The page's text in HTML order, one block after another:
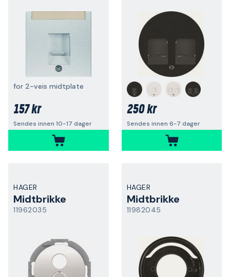
for 2-veis midtplate
157 kr
Sendes innen 10-17 dager
250 kr
Sendes innen 6-7 dager
HAGER
Midtbrikke
11962035
HAGER
Midtbrikke
11982045